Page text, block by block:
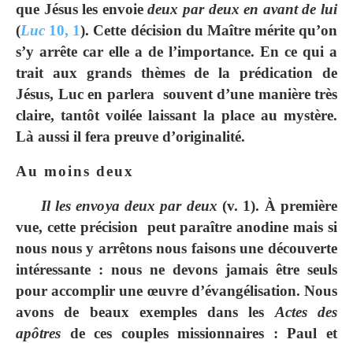
que Jésus les envoiedeux par deux en avant de lui
(Luc 10, 1). Cette décision du Maître mérite qu’on
s’y arrête car elle a de l’importance. En ce qui a
trait aux grands thèmes de la prédication de
Jésus, Luc en parlera souvent d’une manière très
claire, tantôt voilée laissant la place au mystère.
Là aussi il fera preuve d’originalité.
Au moins deux
Il les envoya deux par deux (v. 1). À première
vue, cette précision peut paraître anodine mais si
nous nous y arrêtons nous faisons une découverte
intéressante : nous ne devons jamais être seuls
pour accomplir une œuvre d’évangélisation. Nous
avons de beaux exemples dans lesActes des
apôtres de ces couples missionnaires : Paul et